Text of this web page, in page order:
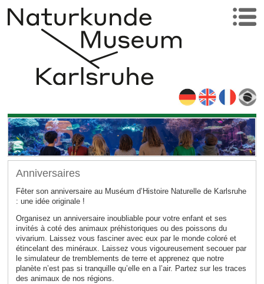
Anniversaires
Fêter son anniversaire au Muséum d’Histoire Naturelle de Karlsruhe
: une idée originale !
Organisez un anniversaire inoubliable pour votre enfant et ses
invités à coté des animaux préhistoriques ou des poissons du
vivarium. Laissez vous fasciner avec eux par le monde coloré et
étincelant des minéraux. Laissez vous vigoureusement secouer par
le simulateur de tremblements de terre et apprenez que notre
planète n’est pas si tranquille qu’elle en a l’air. Partez sur les traces
des animaux de nos régions.